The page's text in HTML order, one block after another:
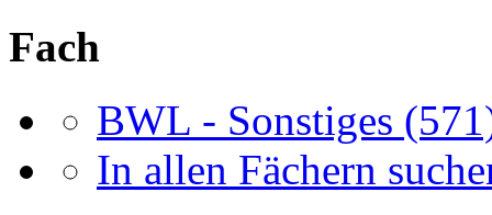
Fach
BWL - Sonstiges
In allen Fächern